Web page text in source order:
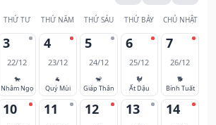
THỨ TƯ THỨ NĂM THỨ SÁU THỨ BẢY CHỦ NHẬT
3
22/12
🐎
Nhâm Ngọ
4
23/12
🐐
Quý Mùi
5
24/12
🐒
Giáp Thân
6
25/12
🐓
Ất Dậu
7
26/12
🐕
Bính Tuất
10 11 12 13 14